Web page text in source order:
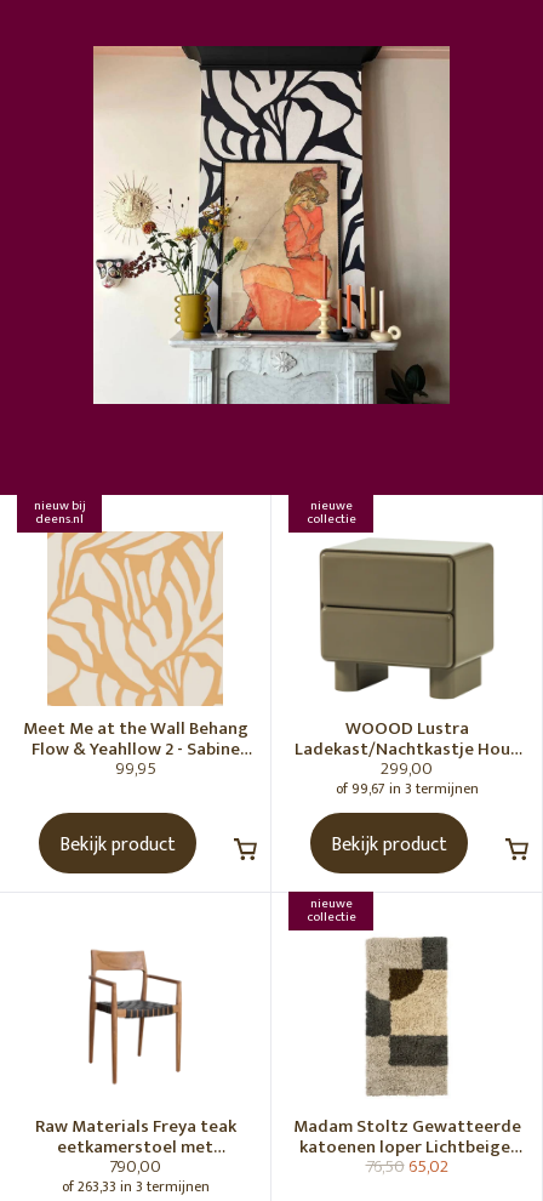
nieuw bij
deens.nl
Meet Me at the Wall Behang
Flow & Yeahllow 2 - Sabine
van Vessem
99,95
Bekijk product
nieuwe
collectie
WOOOD Lustra
Ladekast/Nachtkastje Hout
Hoogglans Groen [Fsc]
299,00
of 99,67 in 3 termijnen
Bekijk product
Raw Materials Freya teak
eetkamerstoel met
armleuning - Zwart (set of 2)
790,00
of 263,33 in 3 termijnen
nieuwe
collectie
Madam Stoltz Gewatteerde
katoenen loper Lichtbeige,
gebroken wit, grijs, groen
76,5065,02